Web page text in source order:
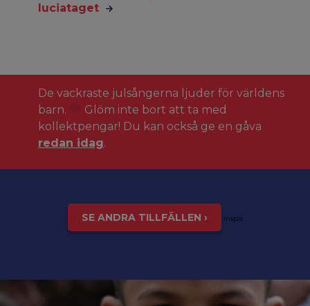
luciataget
De vackraste julsångerna ljuder för världens
barn.
Glöm inte bort att ta med
kollektpengar! Du kan också ge en gåva
redan idag.
SE ANDRA TILLFÄLLEN › inspis